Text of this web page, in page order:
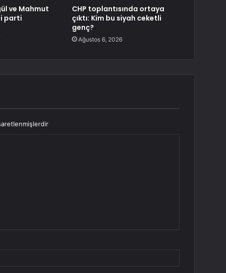
ve Mahmut
parti
CHP toplantısında ortaya
çıktı: Kim bu siyah ceketli
genç?
Ağustos 6, 2026